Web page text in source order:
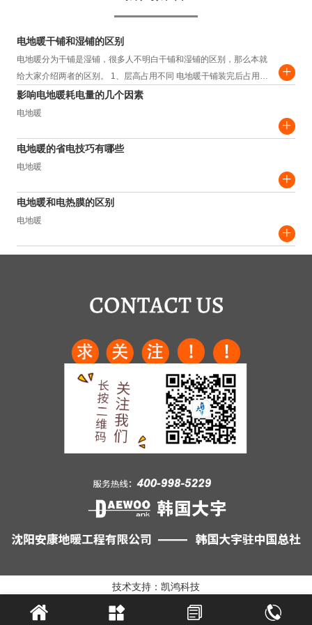
电地暖干铺和湿铺的区别
电地暖分为干铺是湿铺，很多人不明白干铺和湿铺的区别，那么本就
给大家介绍两者的区别。 1、层高占用不同 电地暖干铺装完后占用层
高约为3.5-4.5cm，而湿铺装完...
+
影响电地暖耗电量的几个因素
电地暖
+
电地暖的省电技巧有哪些
电地暖
+
电地暖和电热膜的区别
电地暖
+
技术支持：凯鸿科技
   